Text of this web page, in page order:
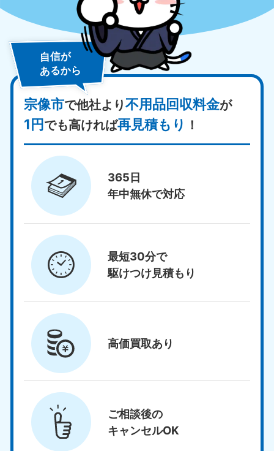
自信が
あるから
宗像市で他社より不用品回収料金が
1円でも高ければ再見積もり ！
365日
年中無休で対応
最短30分で
駆けつけ見積もり
高価買取あり
ご相談後の
キャンセルOK